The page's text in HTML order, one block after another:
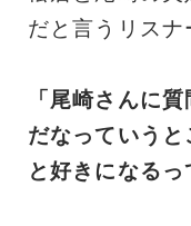
だと言うリスナ
「尾崎さんに
だなっていう
と好きになるっ